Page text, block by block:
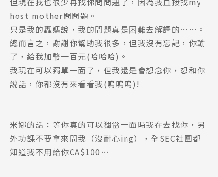
host mother問問題。
只是我的轟媽說，我的問題真是困難去解譯的……。
總而言之，謝謝你幫助我很多，但我沒有忘記，你輸
了，給我加幣一百元(哈哈哈)。
我現在可以獨單一面了，但我還是會想念你，想和你
說話，你都沒有來看看我(嗚嗚嗚)!
米娜的話：等你真的可以獨當一面時我在去找你，另
外功課不要拿來問我（沒耐心ing），全SEC社團都
知道我不用給你CA$100…